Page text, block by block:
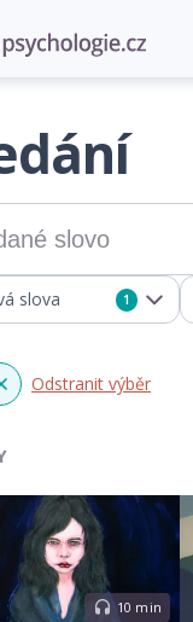
slova 1
x
Odstranit výběr
10 min